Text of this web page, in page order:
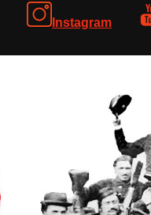
Instagram